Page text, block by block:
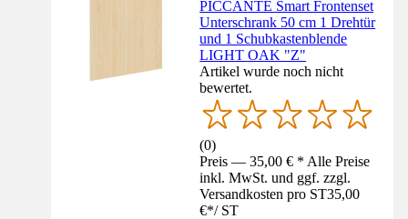
PICCANTE Smart Frontenset
Unterschrank 50 cm 1 Drehtür
und 1 Schubkastenblende
LIGHT OAK "Z"
Artikel wurde noch nicht
bewertet.
(0)
Preis — 35,00 € * Alle Preise
inkl. MwSt. und ggf. zzgl.
Versandkosten pro ST35,00
€*/ ST